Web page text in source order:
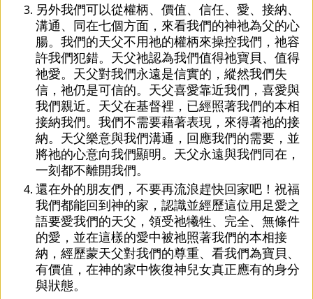
另外我們可以從權柄、價值、信任、愛、接納、
溝通、同在七個方面，來看我們的神祂為父的心
腸。我們的天父不用祂的權柄來操控我們，祂容
許我們犯錯。天父祂認為我們值得祂寶貝、值得
祂愛。天父對我們永遠是信實的，縱然我們失
信，祂仍是可信的。天父喜愛靠近我們，喜愛與
我們親近。天父在基督裡，已經照著我們的本相
接納我們。我們不需要藉著表現，來得著祂的接
納。天父樂意與我們溝通，回應我們的需要，並
將祂的心意向我們顯明。天父永遠與我們同在，
一刻都不離開我們。
還在外的朋友們，不要再流浪趕快回家吧！祝福
我們都能回到神的家，認識並經歷這位用足愛之
語要愛我們的天父，領受祂犧牲、完全、無條件
的愛，並在這樣的愛中被祂照著我們的本相接
納，經歷蒙天父對我們的尊重、看我們為寶貝、
有價值，在神的家中恢復神兒女真正應有的身分
與狀態。